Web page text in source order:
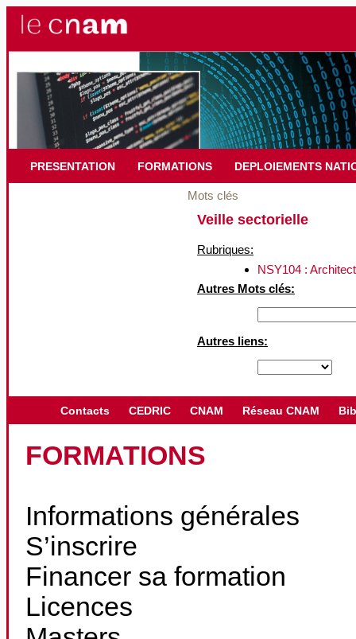
PRESENTATION FORMATIONS DEPLOIEMENTS
Mots clés
Veille sectorielle
Rubriques:
NSY104 :
Autres Mots clés:
Autres liens:
Contacts CEDRIC CNAM Réseau CNAM
FORMATIONS
Informations générales
S’inscrire
Financer sa formation
Licences